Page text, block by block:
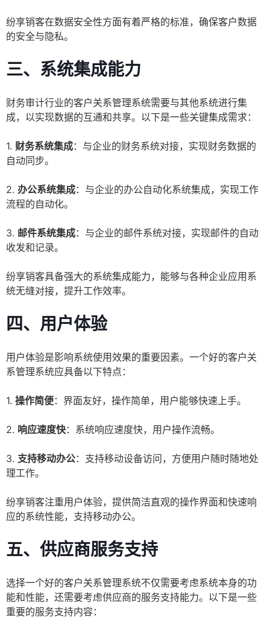
纷享销客在数据安全性方面有着严格的标准，确保客户数据
的安全与隐私。
三、系统集成能力
财务审计行业的客户关系管理系统需要与其他系统进行集
成，以实现数据的互通和共享。以下是一些关键集成需求：
1. 财务系统集成：与企业的财务系统对接，实现财务数据的
自动同步。
2. 办公系统集成：与企业的办公自动化系统集成，实现工作
流程的自动化。
3. 邮件系统集成：与企业的邮件系统对接，实现邮件的自动
收发和记录。
纷享销客具备强大的系统集成能力，能够与各种企业应用系
统无缝对接，提升工作效率。
四、用户体验
用户体验是影响系统使用效果的重要因素。一个好的客户关
系管理系统应具备以下特点：
1. 操作简便：界面友好，操作简单，用户能够快速上手。
2. 响应速度快：系统响应速度快，用户操作流畅。
3. 支持移动办公：支持移动设备访问，方便用户随时随地处
理工作。
纷享销客注重用户体验，提供简洁直观的操作界面和快速响
应的系统性能，支持移动办公。
五、供应商服务支持
选择一个好的客户关系管理系统不仅需要考虑系统本身的功
能和性能，还需要考虑供应商的服务支持能力。以下是一些
重要的服务支持内容：